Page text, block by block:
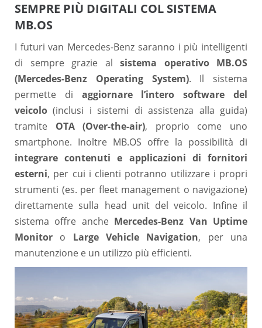
SEMPRE PIÙ DIGITALI COL SISTEMA
MB.OS
I futuri van Mercedes-Benz saranno i più intelligenti
di sempre grazie al sistema operativo MB.OS
(Mercedes-Benz Operating System). Il sistema
permette di aggiornare l’intero software del
veicolo (inclusi i sistemi di assistenza alla guida)
tramite OTA (Over-the-air), proprio come uno
smartphone. Inoltre MB.OS offre la possibilità di
integrare contenuti e applicazioni di fornitori
esterni, per cui i clienti potranno utilizzare i propri
strumenti (es. per fleet management o navigazione)
direttamente sulla head unit del veicolo. Infine il
sistema offre anche Mercedes-Benz Van Uptime
Monitor o Large Vehicle Navigation, per una
manutenzione e un utilizzo più efficienti.